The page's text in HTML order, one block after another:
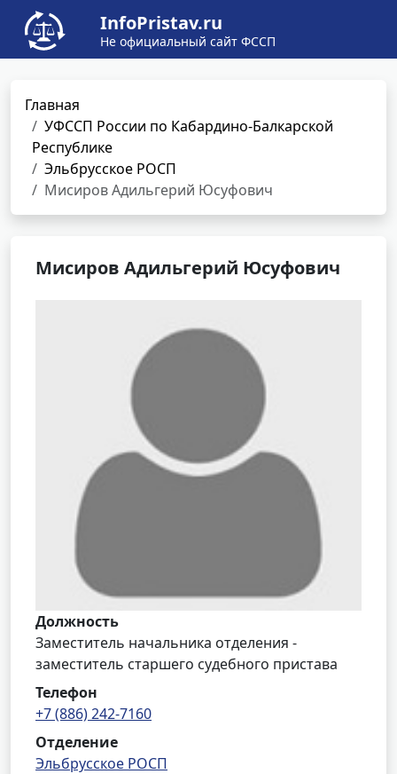
InfoPristav.ru
Не официальный сайт ФССП
Главная
УФССП России по Кабардино-Балкарской
Республике
Эльбрусское РОСП
Мисиров Адильгерий Юсуфович
Мисиров Адильгерий Юсуфович
Должность
Заместитель начальника отделения -
заместитель старшего судебного пристава
Телефон
+7 (886) 242-7160
Отделение
Эльбрусское РОСП